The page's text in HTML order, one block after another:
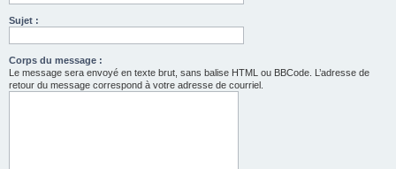
Sujet :
Corps du message :
Le message sera envoyé en texte brut, sans balise HTML ou BBCode. L’adresse de
retour du message correspond à votre adresse de courriel.